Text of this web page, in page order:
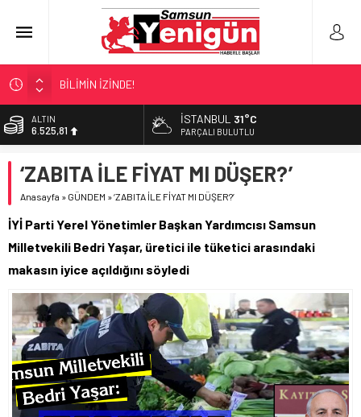
BİLİMİN İZİNDE!
TIR’A ‘ZEHİR’ BASKINI!
FECİ SON!
SAMSUN YANACAK!
ALTIN
6.525,81
13.703,13
DOLAR
55,0919
İSTANBUL 31°C
PARÇALI BULUTLU
‘ZABITA İLE FİYAT MI DÜŞER?’
Anasayfa » GÜNDEM »‘ZABITA İLE FİYAT MI DÜŞER?’
İYİ Parti Yerel Yönetimler Başkan Yardımcısı Samsun
Milletvekili Bedri Yaşar, üretici ile tüketici arasındaki
makasın iyice açıldığını söyledi